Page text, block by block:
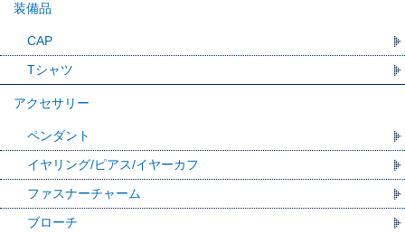
装備品
CAP
Tシャツ
アクセサリー
ペンダント
イヤリング/ピアス/イヤーカフ
ファスナーチャーム
ブローチ